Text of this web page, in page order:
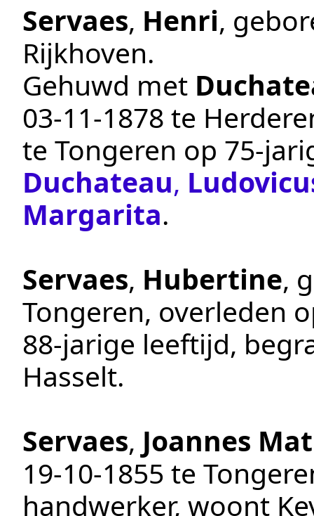
Servaes, Henri,
Rijkhoven.
Gehuwd met
03‑11‑1878 te
te Tongeren op 75-
Duchateau,
Margarita.
Servaes, Hubertine,
Tongeren, overleden
88-jarige leeftijd,
Hasselt.
Servaes, Joannes
19‑10‑1855 te
handwerker, woont